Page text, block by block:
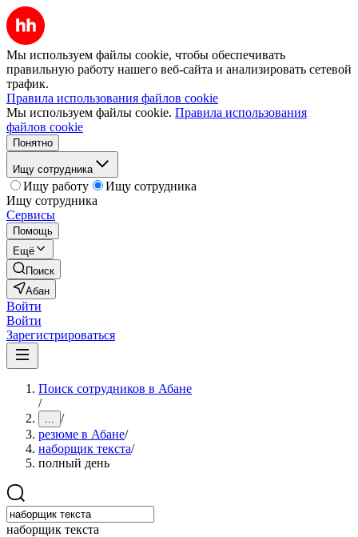
Мы используем файлы cookie, чтобы обеспечивать
правильную работу нашего веб-сайта и анализировать сетевой
трафик.
Правила использования файлов cookie
Мы используем файлы cookie. Правила использования
файлов cookie
Понятно
Ищу сотрудника
Ищу работу
Ищу сотрудника
Ищу сотрудника
Сервисы
Помощь
Ещё
Поиск
Абан
Войти
Войти
Зарегистрироваться
Поиск сотрудников в Абане
/
... /
резюме в Абане/
наборщик текста/
полный день
наборщик текста